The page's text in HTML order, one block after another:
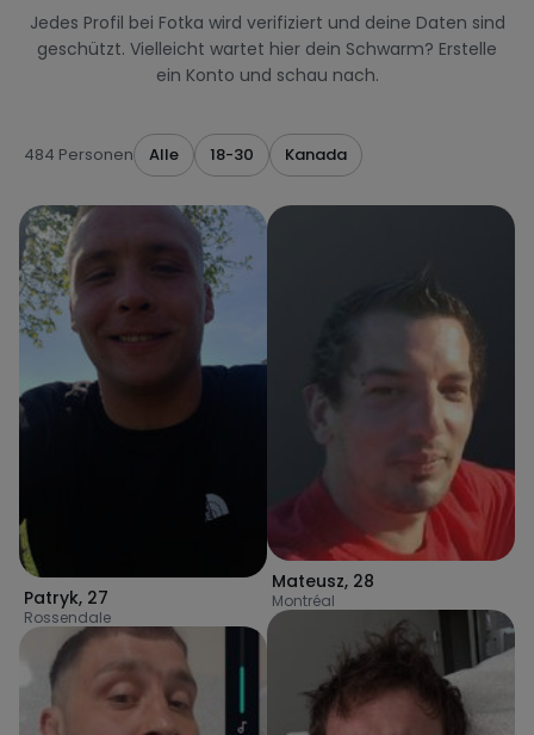
Jedes Profil bei Fotka wird verifiziert und deine Daten sind
geschützt. Vielleicht wartet hier dein Schwarm? Erstelle
ein Konto und schau nach.
484 Personen Alle 18-30 Kanada
Patryk, 27
Rossendale
Mateusz, 28
Montréal